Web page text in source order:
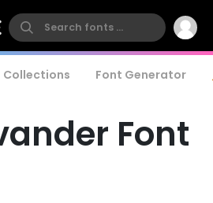
Collections Font Generator
Font